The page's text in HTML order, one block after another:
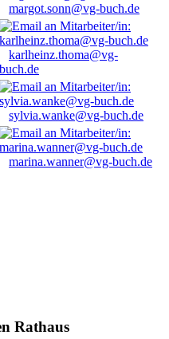
margot.sonn@vg-buch.de
karlheinz.thoma@vg-
buch.de
sylvia.wanke@vg-buch.de
marina.wanner@vg-buch.de
Rathaus